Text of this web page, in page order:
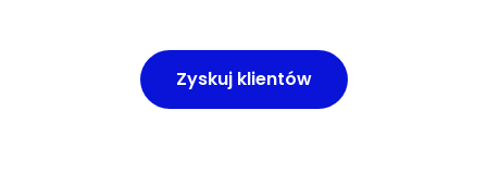
Zyskuj klientów